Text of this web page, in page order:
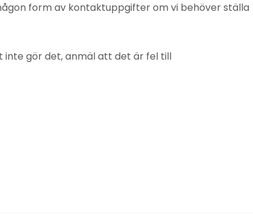
form av kontaktuppgifter om vi behöver ställa
inte gör det, anmäl att det är fel till